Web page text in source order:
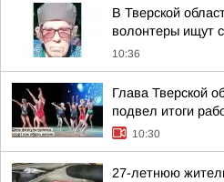
В Тверской
волонтеры ищут
10:36
Глава Тверской
подвел итоги
10:30
27-летнюю